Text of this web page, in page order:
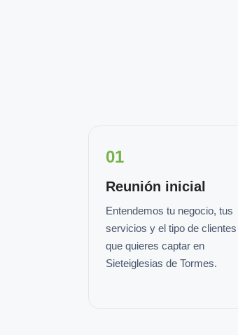
01
Reunión inicial
Entendemos tu negocio, tus
servicios y el tipo de clientes
que quieres captar en
Sieteiglesias de Tormes.